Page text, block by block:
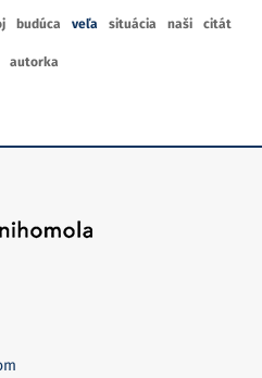
budúca veľa situácia naši citát
autorka